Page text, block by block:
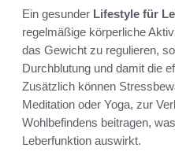
Ein gesunder Lifestyle für
regelmäßige körperliche
das Gewicht zu regulieren,
Durchblutung und damit die
Zusätzlich können
Meditation oder Yoga, zur
Wohlbefindens beitragen,
Leberfunktion auswirkt.